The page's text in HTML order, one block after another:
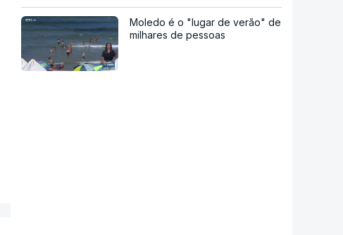
Moledo é o "lugar de verão" de
milhares de pessoas